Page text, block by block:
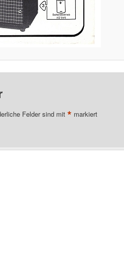
Felder sind mit * markiert